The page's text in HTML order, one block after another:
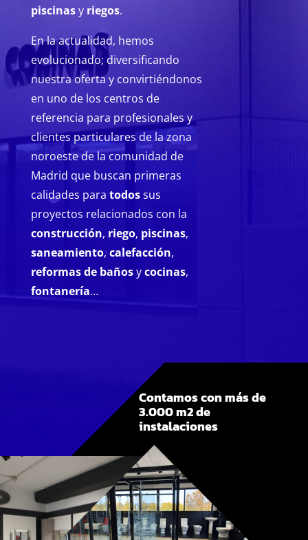
piscinasy riegos.
En la actualidad, hemos
evolucionado; diversificando
nuestra oferta y convirtiéndonos
en uno de los centros de
referencia para profesionales y
clientes particulares de la zona
noroeste de la comunidad de
Madrid que buscan primeras
calidades para todossus
proyectos relacionados con la
construcción, riego, piscinas,
saneamiento,calefacción,
reformas de bañosycocinas,
fontanería…
Contamos con más de
3.000 m2 de
instalaciones